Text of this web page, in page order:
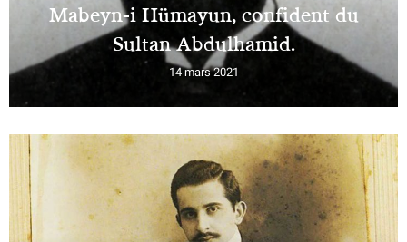
Mabeyn-i Hümayun, confident du
Sultan Abdulhamid.
14 mars 2021